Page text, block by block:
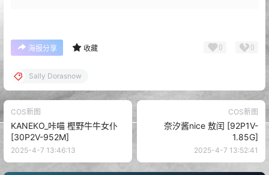
海报分享 收藏 0 0
Sally Dorasnow
COS新图
KANEKO_咔喵 樫野牛牛女仆
[30P2V-952M]
2025-4-7 13:46:13
COS新图
奈汐酱nice 敖闰 [92P1V-
1.85G]
2025-4-7 13:52:41